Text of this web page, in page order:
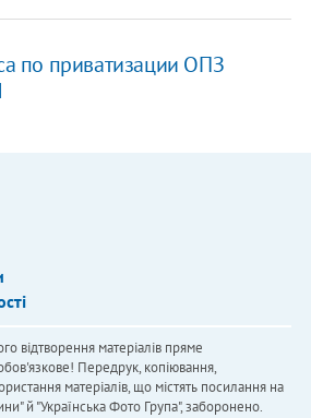
по приватизации ОПЗ
відтворення матеріалів пряме
Передрук, копіювання,
матеріалів, що містять посилання на
й "Українська Фото Група", заборонено.